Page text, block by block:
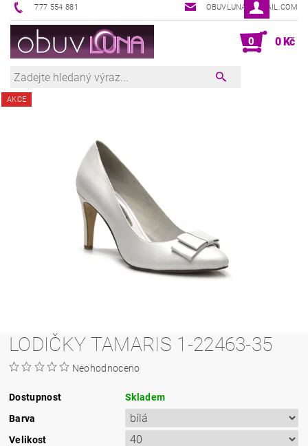
777 554 881 OBUVLUNA@GMAIL.COM
0 0 Kč
AKCE
LODIČKY TAMARIS 1-22463-35
Neohodnoceno
Dostupnost
Skladem
Barva
Velikost